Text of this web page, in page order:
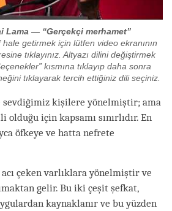
Lama — “Gerçekçi merhamet”
getirmek için lütfen video ekranının
tıklayınız. Altyazı dilini değiştirmek
kısmına tıklayıp daha sonra
tıklayarak tercih ettiğiniz dili seçiniz.
kişilere yönelmiştir; ama
olduğu için kapsamı sınırlıdır. En
öfkeye ve hatta nefrete
çeken varlıklara yönelmiştir ve
gelir. Bu iki çeşit şefkat,
kaynaklanır ve bu yüzden